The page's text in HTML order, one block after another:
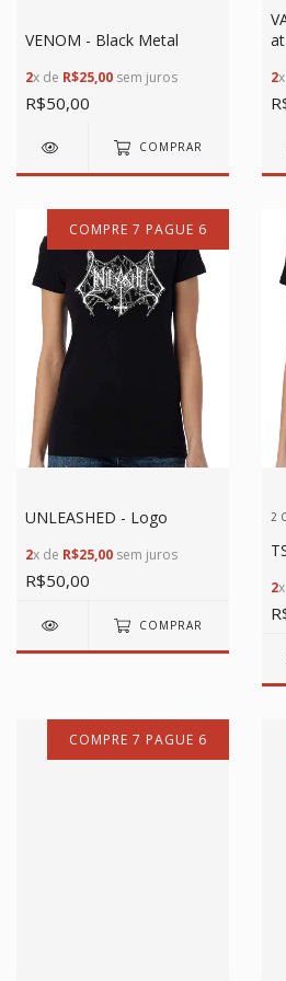
VENOM - Black Metal
2x de R$25,00 sem juros
R$50,00
COMPRAR
2
COMPRE 7 PAGUE 6
UNLEASHED - Logo
2x de R$25,00 sem juros
R$50,00
COMPRAR
2
2
COMPRE 7 PAGUE 6